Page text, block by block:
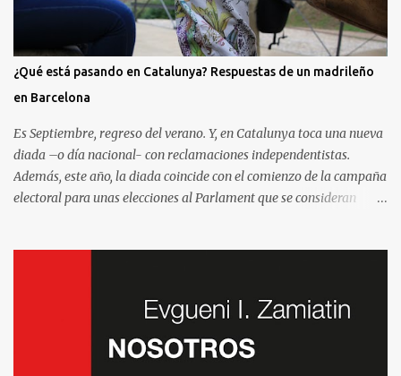
¿Qué está pasando en Catalunya? Respuestas de un madrileño
en Barcelona
Es Septiembre, regreso del verano. Y, en Catalunya toca una nueva
diada –o día nacional- con reclamaciones independentistas.
Además, este año, la diada coincide con el comienzo de la campaña
electoral para unas elecciones al Parlament que se consideran
que aprovechan tenerme cerca para saber más de la situación. Así
que he pensado en compartir las cinco preguntas/respuestas más
comunes para ayudar a entender los porqués de la independencia